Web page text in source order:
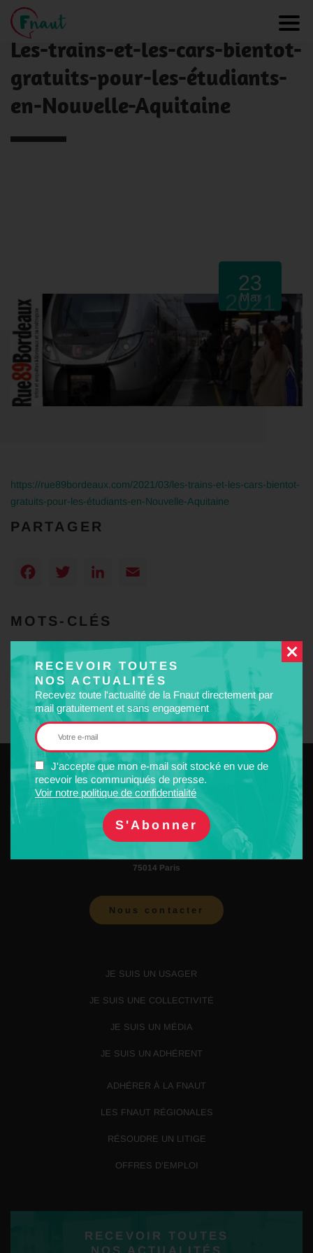
Panneau de gestion des cookies
RECEVOIR TOUTES
NOS ACTUALITÉS
Recevez toute l'actualité de la Fnaut directement par
mail gratuitement et sans engagement
J'accepte que mon e-mail soit stocké en vue de
recevoir les communiqués de presse.
Voir notre politique de confidentialité
NOS ACTUALITÉS
Les-trains-et-les-cars-bientot-
gratuits-pour-les-étudiants-
en-Nouvelle-Aquitaine
23
Mar
2021
https://rue89bordeaux.com/2021/03/les-trains-et-les-cars-bientot-
gratuits-pour-les-étudiants-en-Nouvelle-Aquitaine
PARTAGER
Facebook
TwitterLinkedIn
MOTS-CLÉS
Social
75014 Paris
Nous contacter
JE SUIS UN USAGER
JE SUIS UNE COLLECTIVITÉ
JE SUIS UN MÉDIA
JE SUIS UN ADHÉRENT
ADHÉRER À LA FNAUT
LES FNAUT RÉGIONALES
RÉSOUDRE UN LITIGE
OFFRES D’EMPLOI
RECEVOIR TOUTES